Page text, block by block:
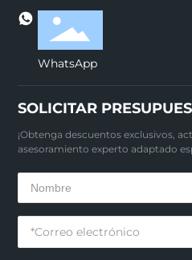
WhatsApp
SOLICITAR
¡Obtenga descuentos exclusivos,
asesoramiento experto adaptado